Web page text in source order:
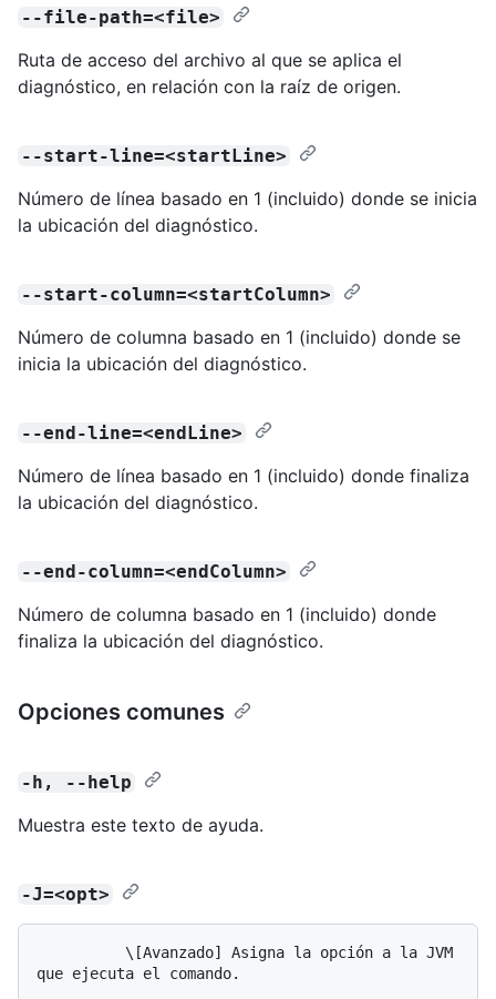
--file-path=<file>
Ruta de acceso del archivo al que se aplica el
diagnóstico, en relación con la raíz de origen.
--start-line=<startLine>
Número de línea basado en 1 (incluido) donde se inicia
la ubicación del diagnóstico.
--start-column=<startColumn>
Número de columna basado en 1 (incluido) donde se
inicia la ubicación del diagnóstico.
--end-line=<endLine>
Número de línea basado en 1 (incluido) donde finaliza
la ubicación del diagnóstico.
--end-column=<endColumn>
Número de columna basado en 1 (incluido) donde
finaliza la ubicación del diagnóstico.
Opciones comunes
-h, --help
Muestra este texto de ayuda.
-J=<opt>